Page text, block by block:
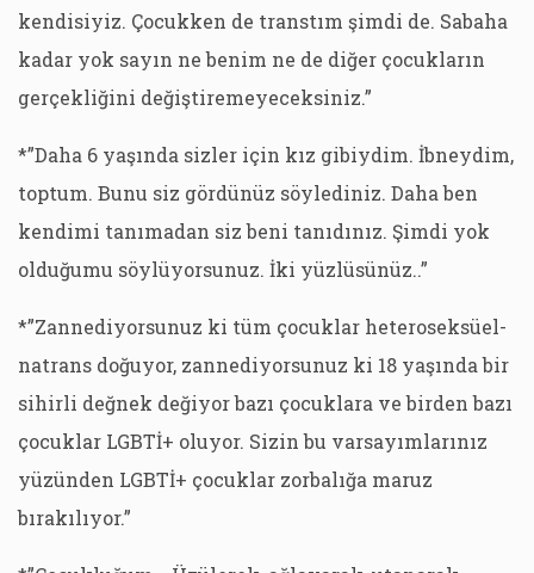
kendisiyiz. Çocukken de transtım şimdi de. Sabaha
kadar yok sayın ne benim ne de diğer çocukların
gerçekliğini değiştiremeyeceksiniz.”
*”Daha 6 yaşında sizler için kız gibiydim. İbneydim,
toptum. Bunu siz gördünüz söylediniz. Daha ben
kendimi tanımadan siz beni tanıdınız. Şimdi yok
olduğumu söylüyorsunuz. İki yüzlüsünüz..”
*”Zannediyorsunuz ki tüm çocuklar heteroseksüel-
natrans doğuyor, zannediyorsunuz ki 18 yaşında bir
sihirli değnek değiyor bazı çocuklara ve birden bazı
çocuklar LGBTİ+ oluyor. Sizin bu varsayımlarınız
yüzünden LGBTİ+ çocuklar zorbalığa maruz
bırakılıyor.”